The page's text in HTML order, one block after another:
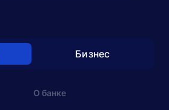
Бизнес
О банке